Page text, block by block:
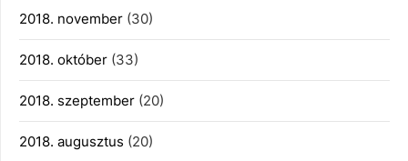
2018. november (30)
2018. október (33)
2018. szeptember (20)
2018. augusztus (20)